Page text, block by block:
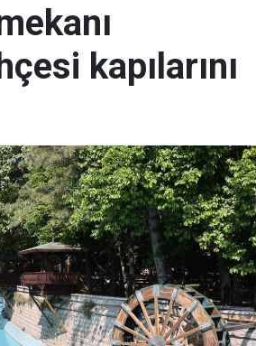
kapılarını